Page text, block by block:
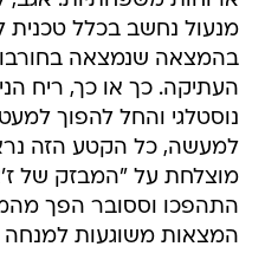
מנעול נחשב בכלל
בהמצאה שנמצאה
העתיקה. כך או כך, ריח
נוסטלגי והחל להפוך
למעשה, כל הקטע הזה
מוצלחת על "המבזק של
התהפכו וססובר הפך
המצאות משוגעות